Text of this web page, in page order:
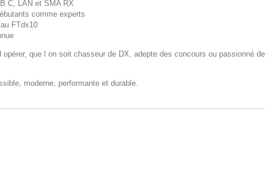
C, LAN et SMA RX
comme experts
FTdx10
que l on soit chasseur de DX, adepte des concours ou passionné
moderne, performante et durable.